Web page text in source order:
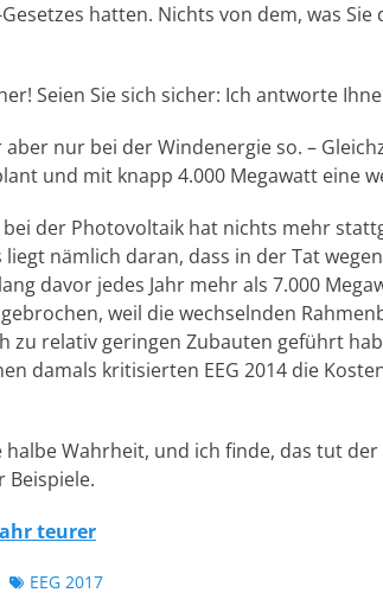
hatten. Nichts von dem, was
Seien Sie sich sicher: Ich antworte
aber nur bei der Windenergie so. –
und mit knapp 4.000 Megawatt eine
bei der Photovoltaik hat nichts mehr
nämlich daran, dass in der Tat
davor jedes Jahr mehr als 7.000
weil die wechselnden
zu relativ geringen Zubauten geführt
damals kritisierten EEG 2014 die
Wahrheit, und ich finde, das tut
Beispiele.
teurer
Schlagworte
EEG 2017